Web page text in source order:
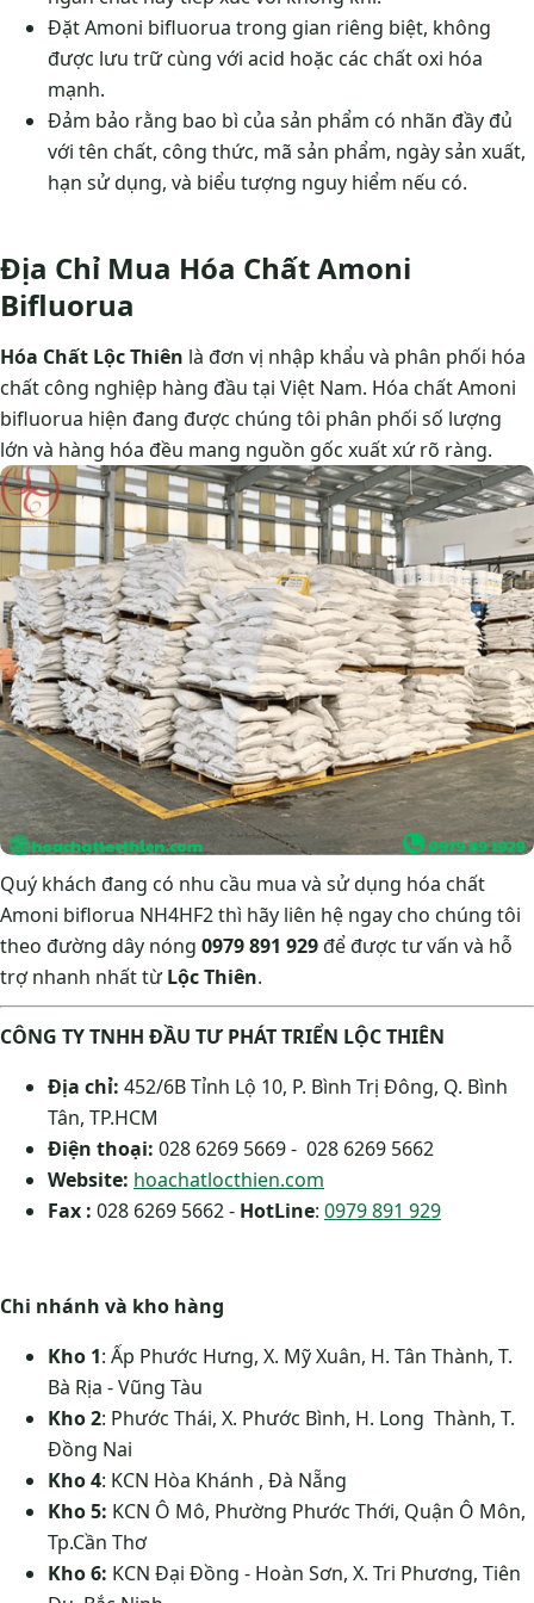
Đặt Amoni bifluorua trong gian riêng biệt, không
được lưu trữ cùng với acid hoặc các chất oxi hóa
mạnh.
Đảm bảo rằng bao bì của sản phẩm có nhãn đầy đủ
với tên chất, công thức, mã sản phẩm, ngày sản xuất,
hạn sử dụng, và biểu tượng nguy hiểm nếu có.
Địa Chỉ Mua Hóa Chất Amoni
Bifluorua
Hóa Chất Lộc Thiên là đơn vị nhập khẩu và phân phối hóa
chất công nghiệp hàng đầu tại Việt Nam. Hóa chất Amoni
bifluorua hiện đang được chúng tôi phân phối số lượng
lớn và hàng hóa đều mang nguồn gốc xuất xứ rõ ràng.
Quý khách đang có nhu cầu mua và sử dụng hóa chất
Amoni biflorua NH4HF2 thì hãy liên hệ ngay cho chúng tôi
theo đường dây nóng 0979 891 929để được tư vấn và hỗ
trợ nhanh nhất từLộc Thiên.
CÔNG TY TNHH ĐẦU TƯ PHÁT TRIỂN LỘC THIÊN
Địa chỉ: 452/6B Tỉnh Lộ 10, P. Bình Trị Đông, Q. Bình
Tân, TP.HCM
Điện thoại: 028 6269 5669 - 028 6269 5662
Website: hoachatlocthien.com
Fax : 028 6269 5662 - HotLine: 0979 891 929
Chi nhánh và kho hàng
Kho 1: Ấp Phước Hưng, X. Mỹ Xuân, H. Tân Thành, T.
Bà Rịa - Vũng Tàu
Kho 2: Phước Thái, X. Phước Bình, H. Long Thành, T.
Đồng Nai
Kho 4: KCN Hòa Khánh , Đà Nẵng
Kho 5: KCN Ô Mô, Phường Phước Thới, Quận Ô Môn,
Tp.Cần Thơ
Kho 6: KCN Đại Đồng - Hoàn Sơn, X. Tri Phương, Tiên